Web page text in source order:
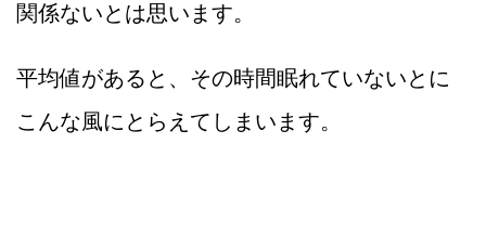
関係ないとは思います。
平均値があると、その時間眠れていないとに
こんな風にとらえてしまいます。